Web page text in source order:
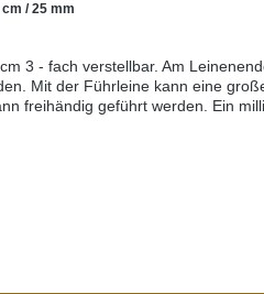
/ 25 mm
3 - fach verstellbar. Am
Mit der Führleine kann eine
freihändig geführt werden. Ein